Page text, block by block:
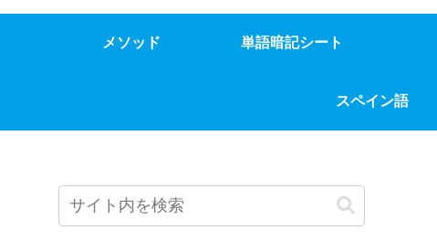
メソッド 単語暗記シート
スペイン語